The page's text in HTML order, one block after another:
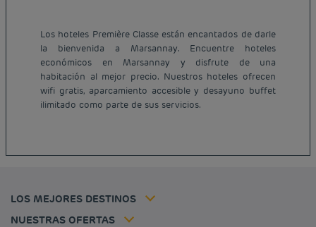
Los hoteles Première Classe están encantados de darle
la bienvenida a Marsannay. Encuentre hoteles
económicos en Marsannay y disfrute de una
habitación al mejor precio. Nuestros hoteles ofrecen
wifi gratis, aparcamiento accesible y desayuno buffet
ilimitado como parte de sus servicios.
LOS MEJORES DESTINOS
Hoteles baratos París
Hoteles baratos Francia
Hoteles baratos Marsella
Hoteles baratos Toulouse
NUESTRAS OFERTAS
Tarifa del miembro
Mi reserva
Avisos legales
Tax policy
Empleo